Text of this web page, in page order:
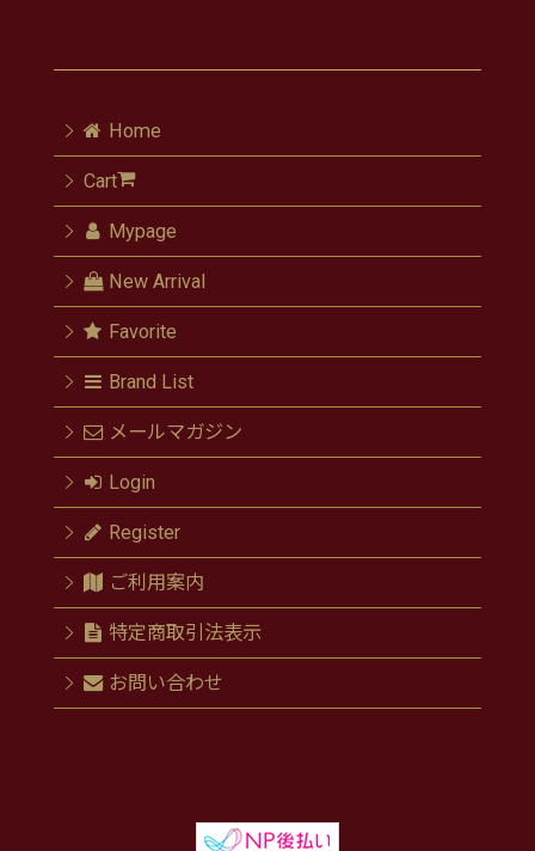
Home
Cart
Mypage
New Arrival
Favorite
Brand List
メールマガジン
Login
Register
ご利用案内
特定商取引法表示
お問い合わせ